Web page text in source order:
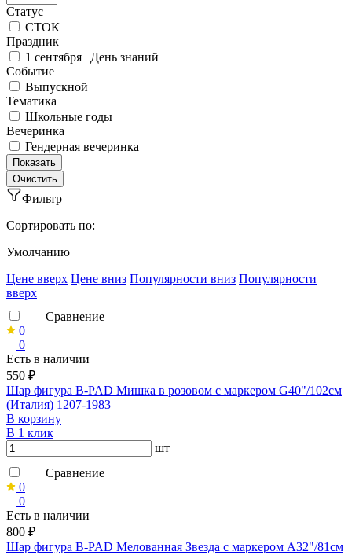
Статус
СТОК
Праздник
1 сентября | День знаний
Событие
Выпускной
Тематика
Школьные годы
Вечеринка
Гендерная вечеринка
Фильтр
Сортировать по:
Умолчанию
Ценe вверх Ценe вниз Популярности вниз Популярности
вверх
Сравнение
0
0
Есть в наличии
550 ₽
Шар фигура B-PAD Мишка в розовом с маркером G40"/102см
(Италия) 1207-1983
В корзину
В 1 клик
шт
Сравнение
0
0
Есть в наличии
800 ₽
Шар фигура B-PAD Мелованная Звезда с маркером A32"/81см